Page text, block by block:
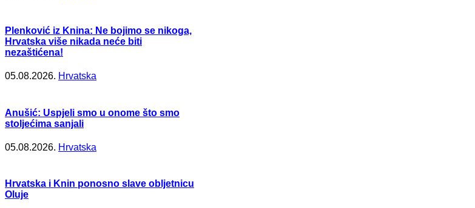
Plenković iz Knina: Ne bojimo se nikoga,
Hrvatska više nikada neće biti
nezaštićena!
05.08.2026. Hrvatska
Anušić: Uspjeli smo u onome što smo
stoljećima sanjali
05.08.2026. Hrvatska
Hrvatska i Knin ponosno slave obljetnicu
Oluje